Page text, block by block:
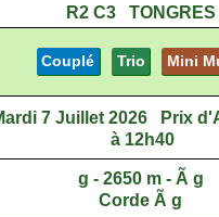
R2 C3 TONGRES
Couplé Trio Mini
7 Juillet 2026
Prix
à 12h40
g - 2650 m - Ã g
Corde Ã g